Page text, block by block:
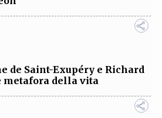
de Saint-Exupéry e Richard
metafora della vita